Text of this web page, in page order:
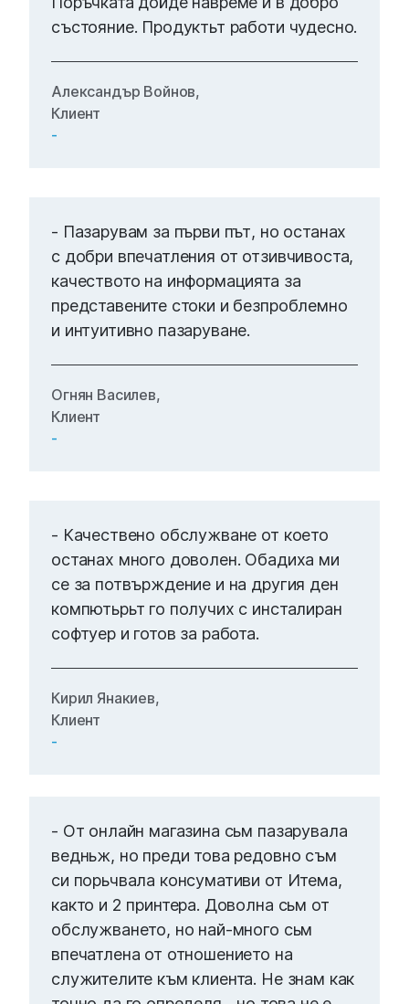
състояние. Продуктьт работи чудесно.
Александър Войнов,
Клиент
-
- Пазарувам за първи път, но останах
с добри впечатления от отзивчивоста,
качеството на информацията за
представените стоки и безпроблемно
и интуитивно пазаруване.
Огнян Василев,
Клиент
-
- Качествено обслужване от което
останах много доволен. Обадиха ми
се за потвърждение и на другия ден
компютьрьт го получих с инсталиран
софтуер и готов за работа.
Кирил Янакиев,
Клиент
-
- От онлайн магазина сьм пазарувала
ведньж, но преди това редовно съм
си порьчвала консумативи от Итема,
както и 2 принтера. Доволна сьм от
обслужването, но най-много сьм
впечатлена от отношението на
служителите към клиента. Не знам как